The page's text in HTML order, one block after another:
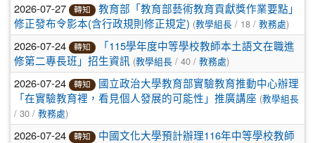
2026-07-27 轉知
教育部「教育部藝術教育貢獻獎作業要點」
修正發布令影本(含行政規則修正規定) (教學組長 / 18 / 教務處)
2026-07-24 轉知
「115學年度中等學校教師本土語文在職進
修第二專長班」招生資訊 (教學組長 / 40 / 教務處)
2026-07-24 轉知
國立政治大學教育部實驗教育推動中心辦理
「在實驗教育裡，看見個人發展的可能性」推廣講座 (教學組長
/ 30 / 教務處)
2026-07-24 轉知
中國文化大學預計辦理116年中等學校教師